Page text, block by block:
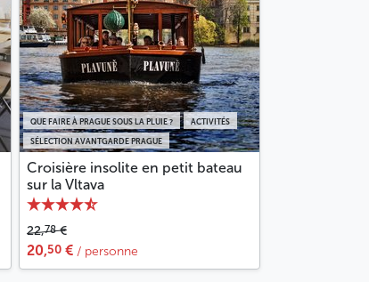
SÉLECTION AVANTGARDE PRAGUE
QUE FAIRE À PRAGUE SOUS LA PLUIE ? ACTIVITÉS
Croisière insolite en petit bateau
sur la Vltava
22,78€
20,50 € / personne